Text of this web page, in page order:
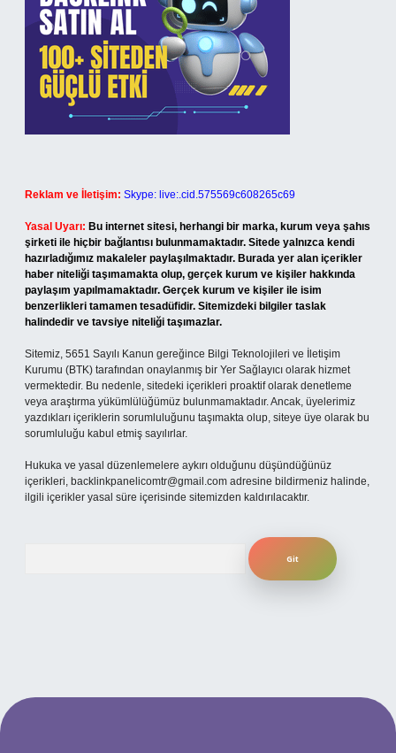
Reklam ve İletişim: Skype: live:.cid.575569c608265c69
Yasal Uyarı: Bu internet sitesi, herhangi bir marka, kurum veya şahıs
şirketi ile hiçbir bağlantısı bulunmamaktadır. Sitede yalnızca kendi
hazırladığımız makaleler paylaşılmaktadır. Burada yer alan içerikler
haber niteliği taşımamakta olup, gerçek kurum ve kişiler hakkında
paylaşım yapılmamaktadır. Gerçek kurum ve kişiler ile isim
benzerlikleri tamamen tesadüfidir. Sitemizdeki bilgiler taslak
halindedir ve tavsiye niteliği taşımazlar.
Sitemiz, 5651 Sayılı Kanun gereğince Bilgi Teknolojileri ve İletişim
Kurumu (BTK) tarafından onaylanmış bir Yer Sağlayıcı olarak hizmet
vermektedir. Bu nedenle, sitedeki içerikleri proaktif olarak denetleme
veya araştırma yükümlülüğümüz bulunmamaktadır. Ancak, üyelerimiz
yazdıkları içeriklerin sorumluluğunu taşımakta olup, siteye üye olarak bu
sorumluluğu kabul etmiş sayılırlar.
Hukuka ve yasal düzenlemelere aykırı olduğunu düşündüğünüz
içerikleri, backlinkpanelicomtr@gmail.com adresine bildirmeniz halinde,
ilgili içerikler yasal süre içerisinde sitemizden kaldırılacaktır.